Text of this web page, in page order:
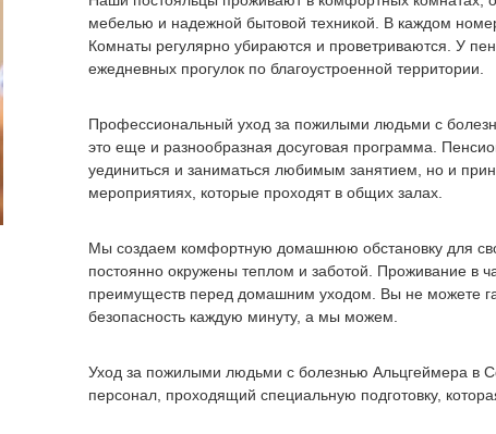
мебелью и надежной бытовой техникой. В каждом
Комнаты регулярно убираются и проветриваются. У
ежедневных прогулок по благоустроенной территории.
Профессиональный уход за пожилыми людьми с
это еще и разнообразная досуговая программа.
уединиться и заниматься любимым занятием, но и
мероприятиях, которые проходят в общих залах.
Мы создаем комфортную домашнюю обстановку для
постоянно окружены теплом и заботой. Проживание в
преимуществ перед домашним уходом. Вы не можете
безопасность каждую минуту, а мы можем.
Уход за пожилыми людьми с болезнью Альцгеймера в
персонал, проходящий специальную подготовку,